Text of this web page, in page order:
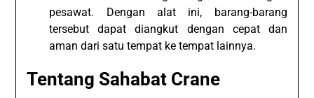
pesawat. Dengan alat ini, barang-barang
tersebut dapat diangkut dengan cepat dan
aman dari satu tempat ke tempat lainnya.
Tentang Sahabat Crane